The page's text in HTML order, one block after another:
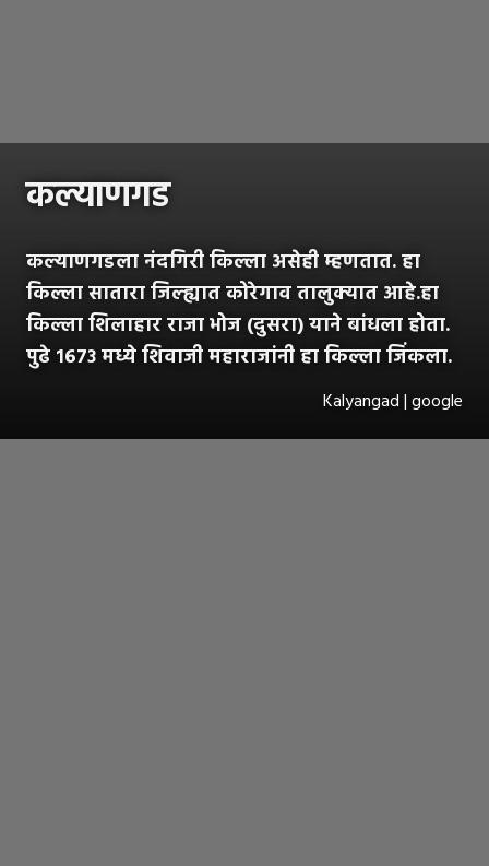
कल्याणगड
कल्याणगडला नंदगिरी किल्ला असेही म्हणतात. हा
किल्ला सातारा जिल्ह्यात कोरेगाव तालुक्यात आहे.हा
किल्ला शिलाहार राजा भोज (दुसरा) याने बांधला होता.
पुढे १६७३ मध्ये शिवाजी महाराजांनी हा किल्ला जिंकला.
Kalyangad | google